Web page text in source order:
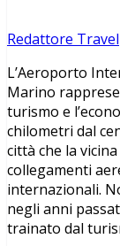
Redattore Travel
L’Aeroporto
Marino
turismo e
chilometri dal
città che la
collegamenti
internazionali.
negli anni
trainato dal